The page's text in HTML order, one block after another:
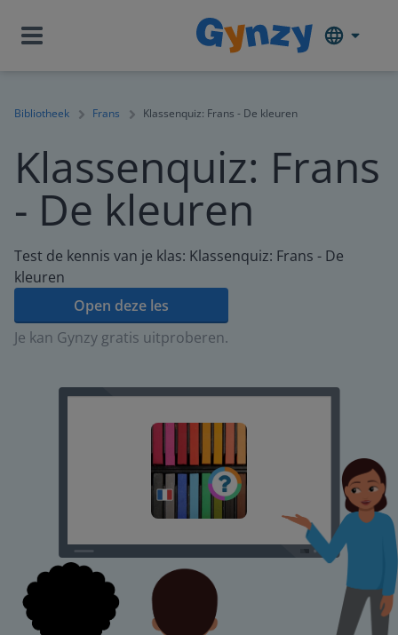
Bibliotheek Frans Klassenquiz: Frans - De kleuren
Klassenquiz: Frans
- De kleuren
Test de kennis van je klas: Klassenquiz: Frans - De
kleuren
Open deze les
Je kan Gynzy gratis uitproberen.